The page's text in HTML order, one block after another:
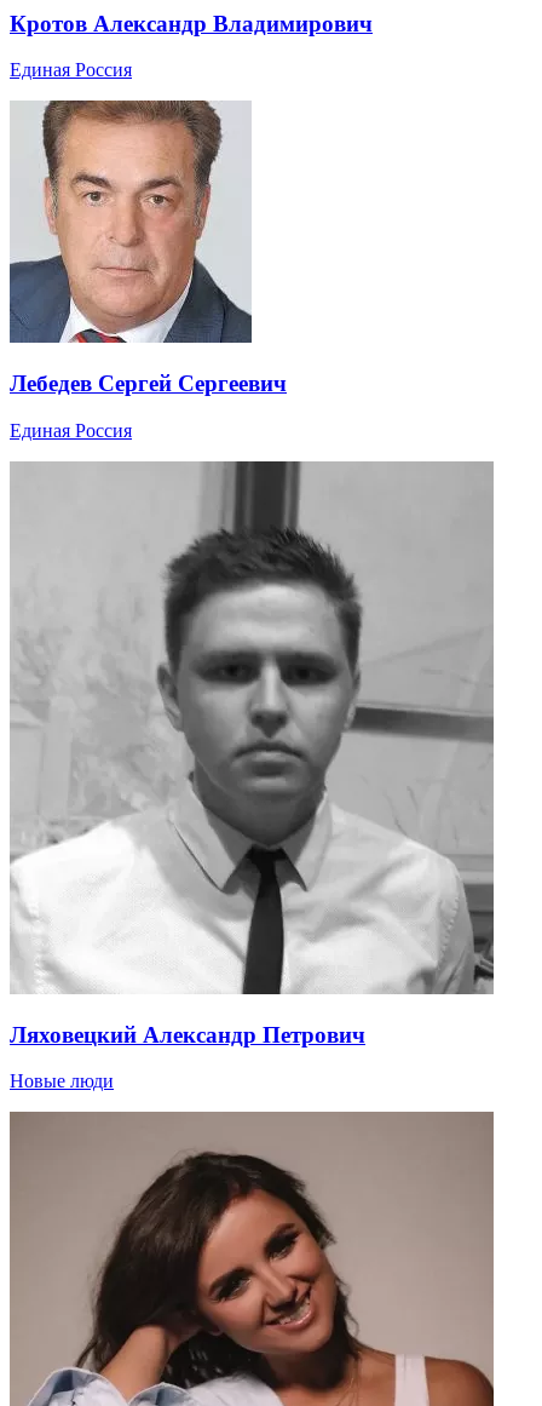
Кротов Александр Владимирович
Единая Россия
Лебедев Сергей Сергеевич
Единая Россия
Ляховецкий Александр Петрович
Новые люди